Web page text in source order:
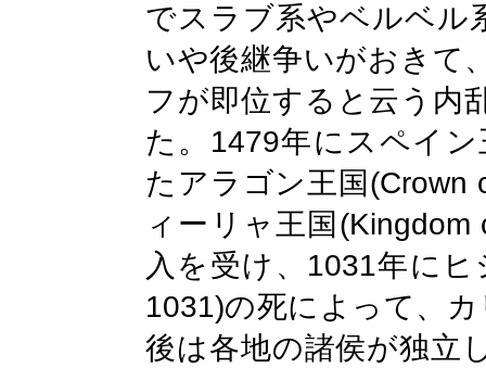
でスラブ系やベルベル
いや後継争いがおきて
フが即位すると云う内
た。 1479年にスペイン
たアラゴン王国(Crown
ィーリャ王国 (Kingdom
入を受け、 1031年にヒ
1031)の死によって、
後は各地の諸侯が独立